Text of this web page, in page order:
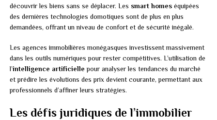
découvrir les biens sans se déplacer. Les smart homes équipées
des dernières technologies domotiques sont de plus en plus
demandées, offrant un niveau de confort et de sécurité inégalé.
Les agences immobilières monégasques investissent massivement
dans les outils numériques pour rester compétitives. L’utilisation de
l’intelligence artificielle pour analyser les tendances du marché
et prédire les évolutions des prix devient courante, permettant aux
professionnels d’affiner leurs stratégies.
Les défis juridiques de l’immobilier